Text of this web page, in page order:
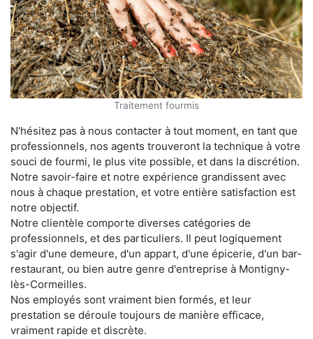
Traitement fourmis
N'hésitez pas à nous contacter à tout moment, en tant que
professionnels, nos agents trouveront la technique à votre
souci de fourmi, le plus vite possible, et dans la discrétion.
Notre savoir-faire et notre expérience grandissent avec
nous à chaque prestation, et votre entière satisfaction est
notre objectif.
Notre clientèle comporte diverses catégories de
professionnels, et des particuliers. Il peut logiquement
s'agir d'une demeure, d'un appart, d'une épicerie, d'un bar-
restaurant, ou bien autre genre d'entreprise à Montigny-
lès-Cormeilles.
Nos employés sont vraiment bien formés, et leur
prestation se déroule toujours de manière efficace,
vraiment rapide et discrète.